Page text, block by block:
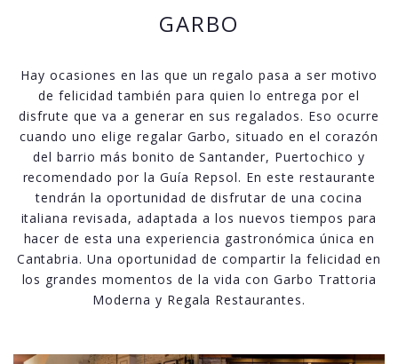
GARBO
Hay ocasiones en las que un regalo pasa a ser motivo
de felicidad también para quien lo entrega por el
disfrute que va a generar en sus regalados. Eso ocurre
cuando uno elige regalar Garbo, situado en el corazón
del barrio más bonito de Santander, Puertochico y
recomendado por la Guía Repsol. En este restaurante
tendrán la oportunidad de disfrutar de una cocina
italiana revisada, adaptada a los nuevos tiempos para
hacer de esta una experiencia gastronómica única en
Cantabria. Una oportunidad de compartir la felicidad en
los grandes momentos de la vida con Garbo Trattoria
Moderna y Regala Restaurantes.